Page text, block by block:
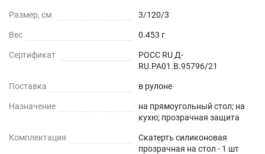
поверхности - дерево, стекло, пластик, мрамор,
гранит, металл и текстиль.
СТОЛЕШНИЦЫ
Размер, см 3/120/3
Вес 0.453 г
Сертификат
РОСС RU Д-
RU.РА01.В.95796/21
Поставка в рулоне
Назначение
на прямоугольный стол; на
кухю; прозрачная защита
Комплектация
Скатерть силиконовая
прозрачная на стол - 1 шт